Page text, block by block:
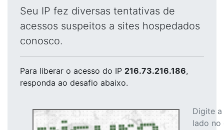
Seu IP fez diversas tentativas de
acessos suspeitos a sites hospedados
conosco.
Para liberar o acesso do IP 216.73.216.186,
responda ao desafio abaixo.
Digite
lado no